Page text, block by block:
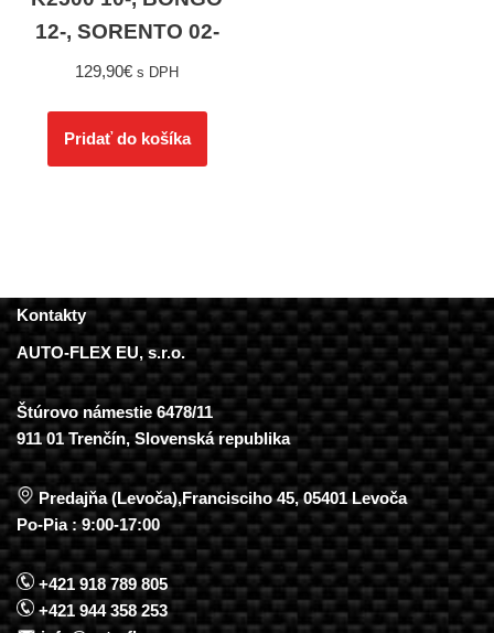
12-, SORENTO 02-
129,90€ s DPH
Pridať do košíka
Kontakty
AUTO-FLEX EU, s.r.o.
Štúrovo námestie 6478/11
911 01 Trenčín, Slovenská republika
Predajňa (Levoča),Francisciho 45, 05401 Levoča
Po-Pia : 9:00-17:00
+421 918 789 805
+421 944 358 253